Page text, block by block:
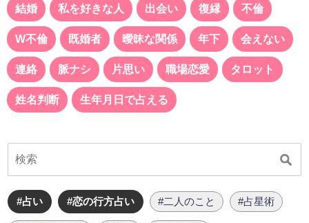
結婚 私を好きな人 出会い 復縁 不倫
W不倫 既婚者 曖昧な関係 年下 会えない
連絡 脈ナシ 片思い 職場恋愛 タロット
姓名判断 生年月日で占える
#占い #恋の行方占い #二人のこと #占星術